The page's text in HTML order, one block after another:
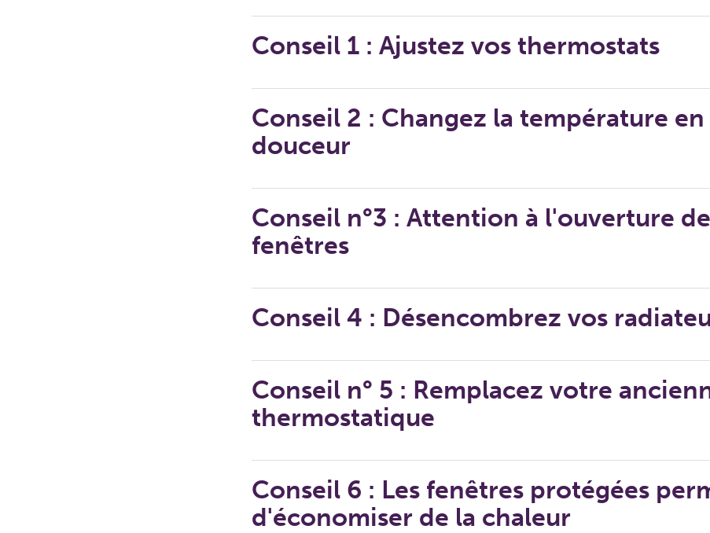
Conseil 1 : Ajustez vos thermostats
Conseil 2 : Changez la température en
douceur
Conseil n°3 : Attention à l'ouverture
fenêtres
Conseil 4 : Désencombrez vos
Conseil n° 5 : Remplacez votre
thermostatique
Conseil 6 : Les fenêtres protégées
d'économiser de la chaleur